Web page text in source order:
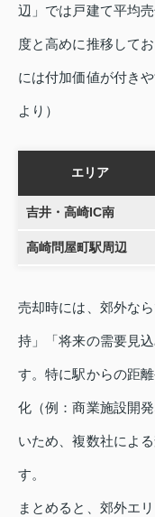
辺」では戸建て平均
度と高めに推移して
には付加価値が付き
より）
エリア
吉井・高崎IC南
高崎問屋町駅周辺
売却時には、郊外な
持」「将来の需要見
す。特に駅からの距
化（例：商業施設開
いため、複数社によ
す。
まとめると、郊外エ